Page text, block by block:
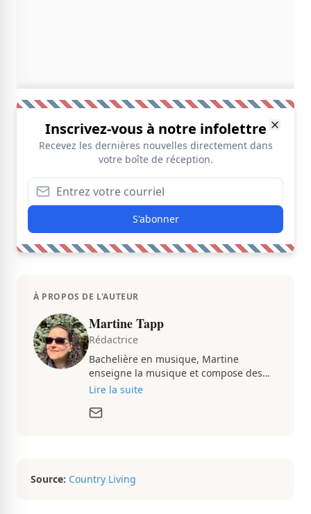
Inscrivez-vous à notre infolettre
Recevez les dernières nouvelles directement dans
votre boîte de réception.
S'abonner
À PROPOS DE L'AUTEUR
Martine Tapp
Rédactrice
Bachelière en musique, Martine
enseigne la musique et compose des
pièces musicales pendant ses temps
d’aménagement intérieur, elle suit de
Lire la suite
Source: Country Living